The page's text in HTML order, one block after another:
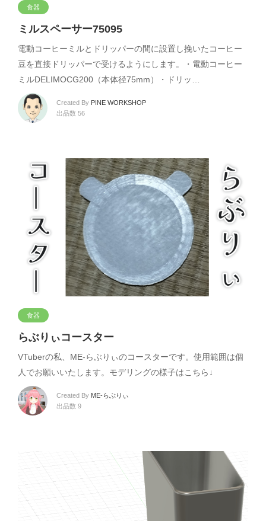
食器
ミルスペーサー75095
電動コーヒーミルとドリッパーの間に設置し挽いたコーヒー
豆を直接ドリッパーで受けるようにします。・電動コーヒー
ミルDELIMOCG200（本体径75mm）・ドリッ…
Created By PINE WORKSHOP
出品数 56
食器
らぶりぃコースター
VTuberの私、ME-らぶりぃのコースターです。使用範囲は個
人でお願いいたします。モデリングの様子はこちら↓
Created By ME-らぶりぃ
出品数 9